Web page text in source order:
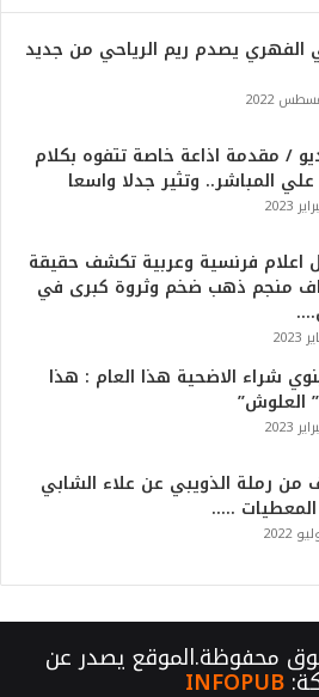
يصدم ريم الرياحي من جديد
/ مقدمة اذاعة خاصة تتفوه بكلام
المباشر.. وتثير جدلا واسعا
اعلام فرنسية وعربية تكشف حقيقة
منجم ذهب ضخم وثروة كبرى في
شراء الاضحية هذا العام : هذا
العلوش”
من رملة الذويبي عن علاء الشابي
…..
محفوظة.الموقع يصدر عن
INFOPUB